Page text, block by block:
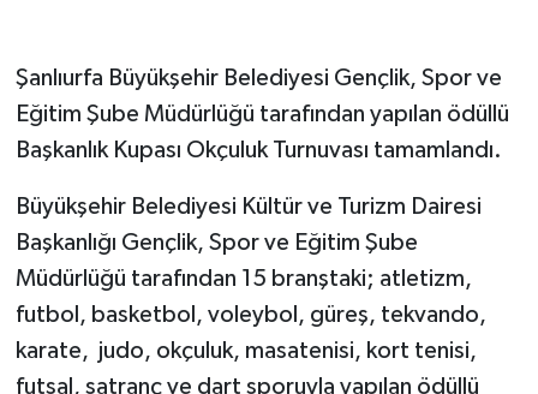
Şanlıurfa Büyükşehir Belediyesi Gençlik, Spor ve
Eğitim Şube Müdürlüğü tarafından yapılan ödüllü
Başkanlık Kupası Okçuluk Turnuvası tamamlandı.
Büyükşehir Belediyesi Kültür ve Turizm Dairesi
Başkanlığı Gençlik, Spor ve Eğitim Şube
Müdürlüğü tarafından 15 branştaki; atletizm,
futbol, basketbol, voleybol, güreş, tekvando,
karate, judo, okçuluk, masatenisi, kort tenisi,
futsal, satranç ve dart sporuyla yapılan ödüllü